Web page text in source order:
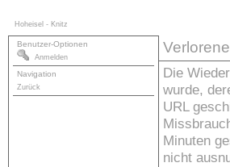
Hoheisel - Knitz
Benutzer-Optionen
Anmelden
Navigation
Zurück
Die
wurde,
URL
Minuten
nicht